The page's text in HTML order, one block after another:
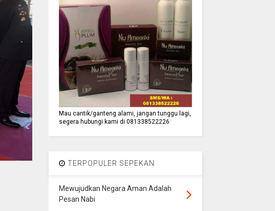
Mau cantik/ganteng alami, jangan tunggu lagi,
segera hubungi kami di 081338522226
TERPOPULER SEPEKAN
Mewujudkan Negara Aman Adalah
Pesan Nabi